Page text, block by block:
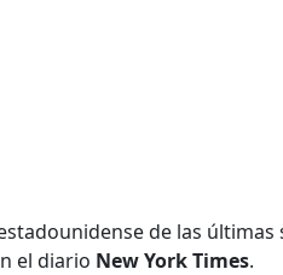
de las
el diario New York Times.